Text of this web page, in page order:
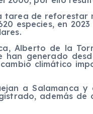
tarea de reforestar
especies, en
Alberto de la
han generado
climático
a Salamanca
además de